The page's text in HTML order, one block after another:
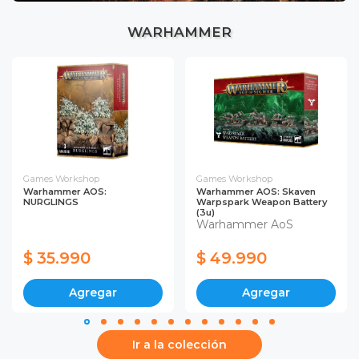
WARHAMMER
Games Workshop
Warhammer AOS:
NURGLINGS
$ 35.990
Agregar
Games Workshop
Warhammer AOS: Skaven
Warpspark Weapon Battery
(3u)
Warhammer AoS
$ 49.990
Agregar
Ir a la colección